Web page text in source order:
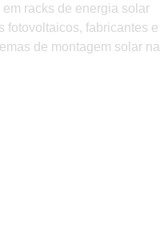
em racks de energia solar
fotovoltaicos, fabricantes e
de montagem solar na